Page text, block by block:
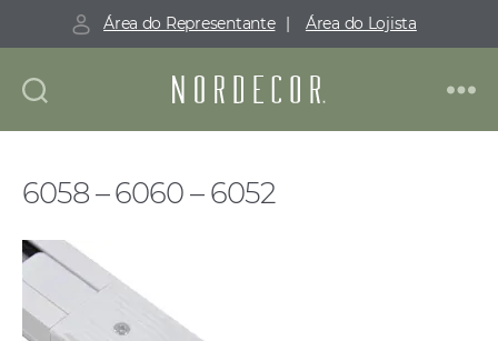
Área do Representante | Área do Lojista
Nordecor
6058 – 6060 – 6052